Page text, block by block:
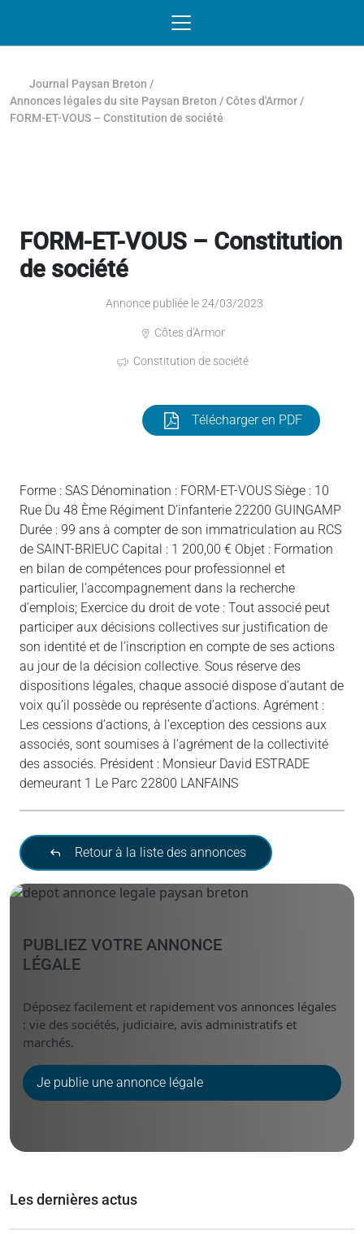
Journal Paysan Breton /
Annonces légales du site Paysan Breton /Côtes d'Armor /
FORM-ET-VOUS – Constitution de société
FORM-ET-VOUS – Constitution
de société
Annonce publiée le 24/03/2023
Côtes d'Armor
Constitution de société
Télécharger en PDF
Forme : SAS Dénomination : FORM-ET-VOUS Siège : 10
Rue Du 48 Ème Régiment D’infanterie 22200 GUINGAMP
Durée : 99 ans à compter de son immatriculation au RCS
de SAINT-BRIEUC Capital : 1 200,00 € Objet : Formation
en bilan de compétences pour professionnel et
particulier, l’accompagnement dans la recherche
d’emplois; Exercice du droit de vote : Tout associé peut
participer aux décisions collectives sur justification de
son identité et de l’inscription en compte de ses actions
au jour de la décision collective. Sous réserve des
dispositions légales, chaque associé dispose d’autant de
voix qu’il possède ou représente d’actions. Agrément :
Les cessions d’actions, à l’exception des cessions aux
associés, sont soumises à l’agrément de la collectivité
des associés. Président : Monsieur David ESTRADE
demeurant 1 Le Parc 22800 LANFAINS
Retour à la liste des annonces
PUBLIEZ VOTRE ANNONCE
LÉGALE
Déposez facilement et rapidement vos annonces légales
: vie des sociétés, judiciaire, avis administratifs et
marchés.
Je publie une annonce légale
Les dernières actus